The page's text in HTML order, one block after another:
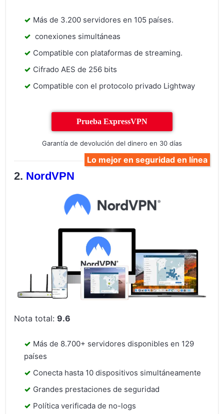
Más de 3.200 servidores en 105 países.
conexiones simultáneas
Compatible con plataformas de streaming.
Cifrado AES de 256 bits
Compatible con el protocolo privado Lightway
Prueba ExpressVPN
Garantía de devolución del dinero en 30 días
Lo mejor en seguridad en línea
NordVPN
Nota total:9.6
Más de 8.700+ servidores disponibles en 129
países
Conecta hasta 10 dispositivos simultáneamente
Grandes prestaciones de seguridad
Política verificada de no-logs